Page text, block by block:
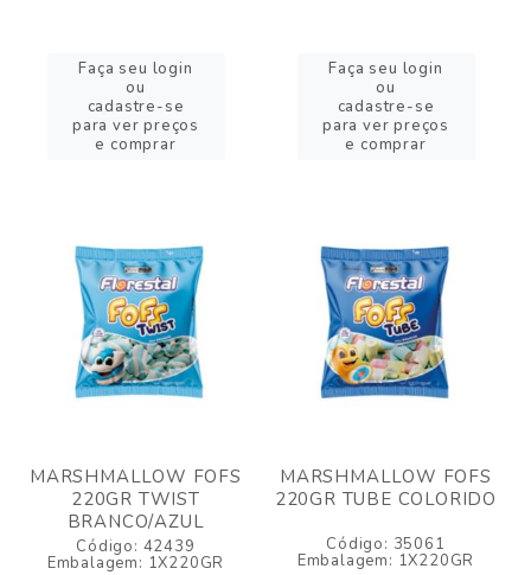
Faça seu login
ou
cadastre-se
para ver preços
e comprar
Faça seu login
ou
cadastre-se
para ver preços
e comprar
MARSHMALLOW FOFS
220GR TWIST
BRANCO/AZUL
Código: 42439
Embalagem: 1X220GR
MARSHMALLOW FOFS
220GR TUBE COLORIDO
Código: 35061
Embalagem: 1X220GR